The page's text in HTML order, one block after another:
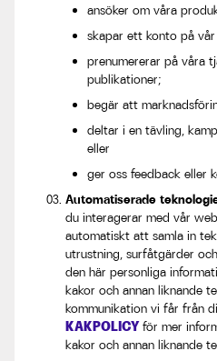
ansöker om våra
skapar ett konto på
prenumererar på våra
publikationer;
begär att
deltar i en tävling,
eller
ger oss feedback eller
Automatiserade
du interagerar med vår
automatiskt att samla in
utrustning, surfåtgärder
den här personliga
kakor och annan liknande
kommunikation vi får från
KAKPOLICYför mer
kakor och annan liknande